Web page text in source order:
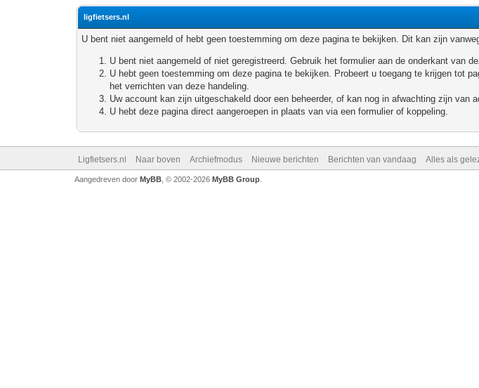
ligfietsers.nl
U bent niet aangemeld of hebt geen toestemming om deze pagina te bekijken. Dit kan zijn
U bent niet aangemeld of niet geregistreerd. Gebruik het formulier aan de onderkant van
U hebt geen toestemming om deze pagina te bekijken. Probeert u toegang te krijgen tot
het verrichten van deze handeling.
Uw account kan zijn uitgeschakeld door een beheerder, of kan nog in afwachting zijn van
U hebt deze pagina direct aangeroepen in plaats van via een formulier of koppeling.
Ligfietsers.nl Naar boven Archiefmodus Nieuwe berichten Berichten van vandaag Alles als
Aangedreven door MyBB, © 2002-2026 MyBB Group.